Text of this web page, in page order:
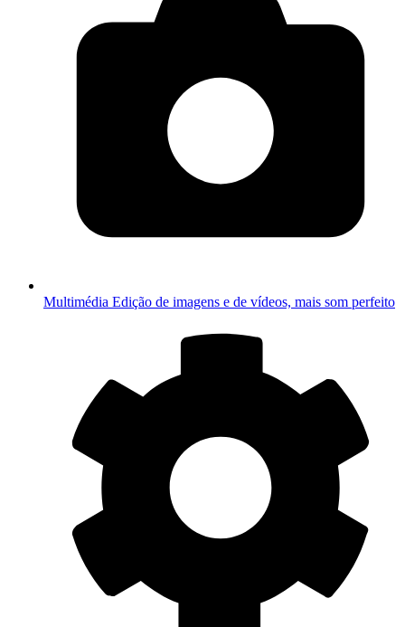
Multimédia Edição de imagens e de vídeos, mais som perfeito